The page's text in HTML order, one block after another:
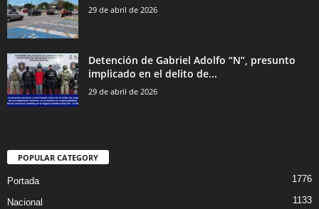
29 de abril de 2026
Detención de Gabriel Adolfo “N”, presunto
implicado en el delito de...
29 de abril de 2026
POPULAR CATEGORY
Portada 1776
Nacional 1133